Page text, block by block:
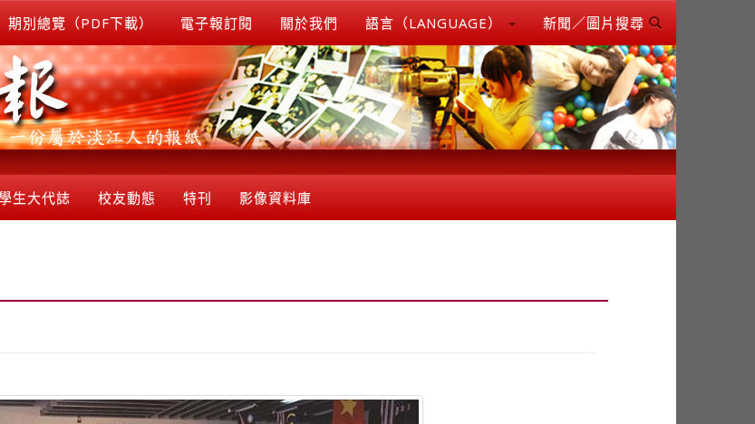
期別總覽（PDF下載） 電子報訂閱 關於我們 語言（LANGUAGE） 新聞／圖片搜尋
生大代誌 校友動態 特刊 影像資料庫